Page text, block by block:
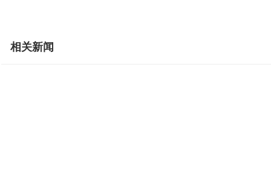
相关新闻